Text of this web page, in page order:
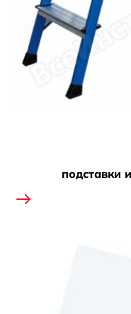
подставки